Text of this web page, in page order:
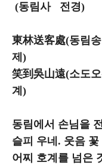
(동림사 전경)
東林送客處(동림
제)
笑到吳山遠(소도
계)
동림에서 손님을
슬피 우네. 웃음
어찌 호계를 넘은